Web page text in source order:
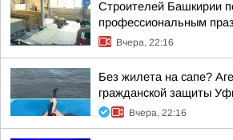
Строителей Башкирии
профессиональным
Вчера, 22:16
Без жилета на сапе?
гражданской защиты
Вчера, 22:16